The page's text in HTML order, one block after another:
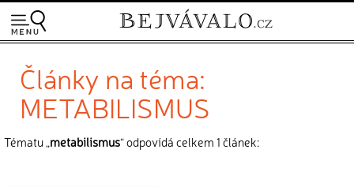
Články na téma:
METABILISMUS
Tématu „metabilismus“ odpovídá celkem 1 článek: